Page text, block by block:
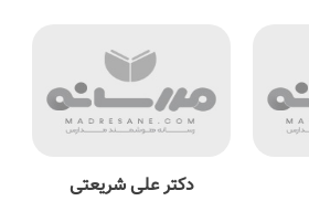
دکتر علی شریعتی